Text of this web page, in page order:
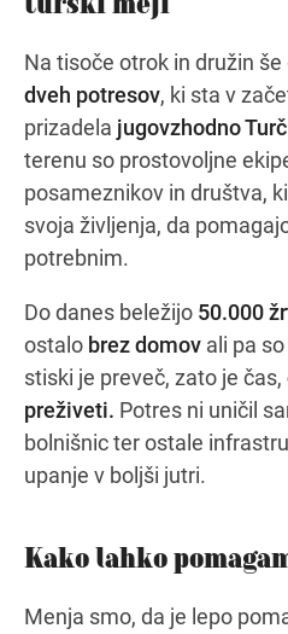
Na tisoče otrok in družin
dveh potresov, ki sta v
prizadela jugovzhodno
terenu so prostovoljne
posameznikov in društva,
svoja življenja, da
potrebnim.
Do danes beležijo 50.000
ostalo brez domov ali pa
stiski je preveč, zato je čas,
preživeti. Potres ni uničil
bolnišnic ter ostale
upanje v boljši jutri.
Kako lahko
Menja smo, da je lepo